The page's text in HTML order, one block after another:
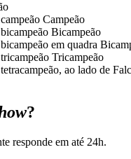
Campeão
Bicampeão
Tricampeão
?
responde em até 24h.